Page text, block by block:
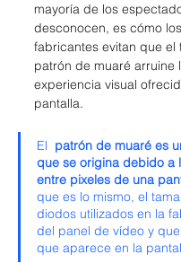
mayoría de los
desconocen, es cómo los
fabricantes evitan que el
patrón de muaré arruine
experiencia visual
pantalla.
El patrón de muaré es
que se origina debido a
entre pixeles de una
que es lo mismo, el
diodos utilizados en la
del panel de vídeo y
que aparece en la